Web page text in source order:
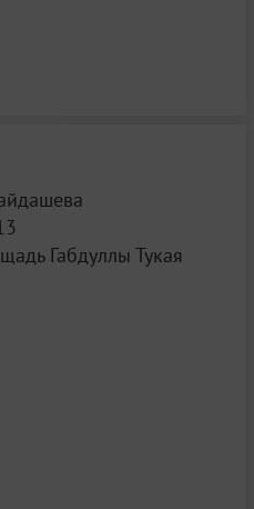
Габдуллы Тукая